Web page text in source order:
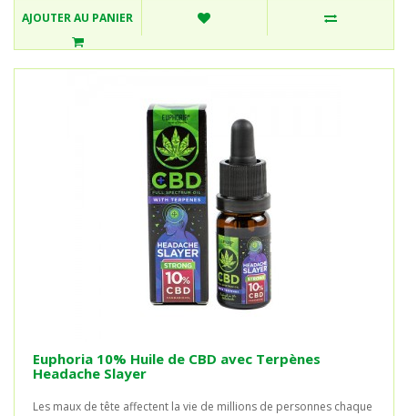
AJOUTER AU PANIER
Euphoria 10% Huile de CBD avec Terpènes
Headache Slayer
Les maux de tête affectent la vie de millions de personnes chaque